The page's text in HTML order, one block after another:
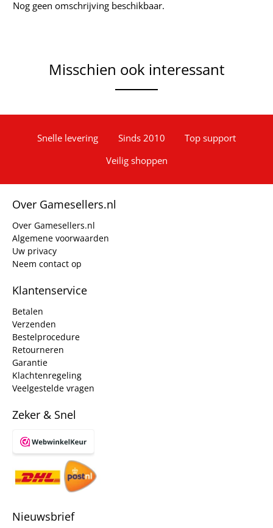
Nog geen omschrijving beschikbaar.
Misschien ook interessant
Snelle levering Sinds 2010
Top support
Veilig shoppen
Over Gamesellers.nl
Over Gamesellers.nl
Algemene voorwaarden
Uw privacy
Neem contact op
Klantenservice
Betalen
Verzenden
Bestelprocedure
Retourneren
Garantie
Klachtenregeling
Veelgestelde vragen
Zeker & Snel
Nieuwsbrief